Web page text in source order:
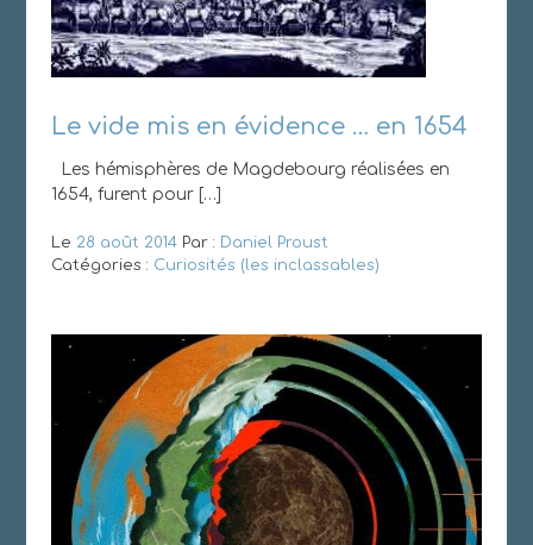
Le vide mis en évidence … en 1654
Les hémisphères de Magdebourg réalisées en
1654, furent pour […]
Le 28 août 2014Par : Daniel Proust
Catégories : Curiosités (les inclassables)